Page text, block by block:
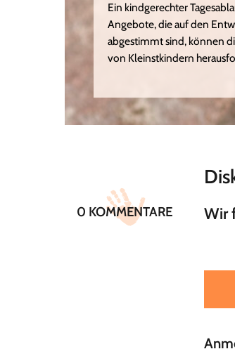
Ein kindgerechter
Angebote, die auf den
abgestimmt sind, können
von Kleinstkindern
0 KOMMENTARE Wir